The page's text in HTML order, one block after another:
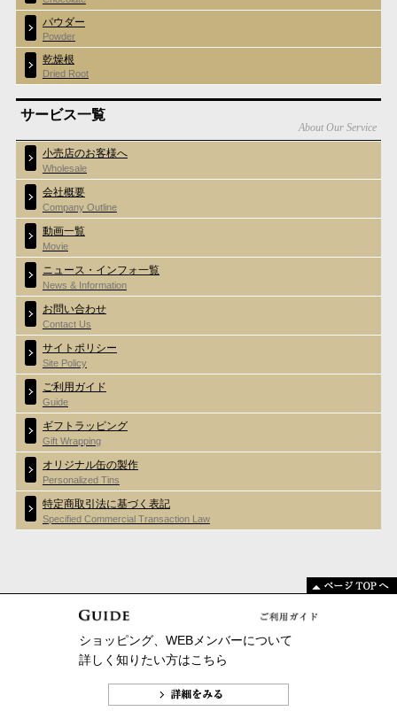
パウダー
Powder
乾燥根
Dried Root
サービス一覧
About Our Service
小売店のお客様へ
Wholesale
会社概要
Company Outline
動画一覧
Movie
ニュース・インフォ一覧
News & Information
お問い合わせ
Contact Us
サイトポリシー
Site Policy
ご利用ガイド
Guide
ギフトラッピング
Gift Wrapping
オリジナル缶の製作
Personalized Tins
特定商取引法に基づく表記
Specified Commercial Transaction Law
ショッピング、WEBメンバーについて
詳しく知りたい方はこちら